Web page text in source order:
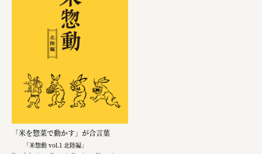
「米を惣菜で動かす」が合言葉
「米惣動 vol.1 北陸編」